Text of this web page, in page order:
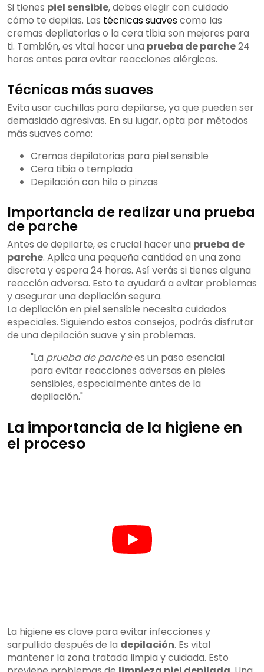
Si tienes piel sensible, debes elegir con cuidado
cómo te depilas. Las técnicas suavescomo las
cremas depilatorias o la cera tibia son mejores para
ti. También, es vital hacer una prueba de parche24
horas antes para evitar reacciones alérgicas.
Técnicas más suaves
Evita usar cuchillas para depilarse, ya que pueden ser
demasiado agresivas. En su lugar, opta por métodos
más suaves como:
Cremas depilatorias para piel sensible
Cera tibia o templada
Depilación con hilo o pinzas
Importancia de realizar una prueba
de parche
Antes de depilarte, es crucial hacer una prueba de
parche. Aplica una pequeña cantidad en una zona
discreta y espera 24 horas. Así verás si tienes alguna
reacción adversa. Esto te ayudará a evitar problemas
y asegurar una depilación segura.
La depilación en piel sensible necesita cuidados
especiales. Siguiendo estos consejos, podrás disfrutar
de una depilación suave y sin problemas.
"La prueba de parchees un paso esencial
para evitar reacciones adversas en pieles
sensibles, especialmente antes de la
depilación."
La importancia de la higiene en
el proceso
La higiene es clave para evitar infecciones y
sarpullido después de la depilación. Es vital
mantener la zona tratada limpia y cuidada. Esto